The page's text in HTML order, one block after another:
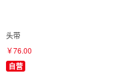
头带
￥76.00
自营